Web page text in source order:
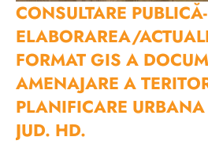
CONSULTARE PUBLICĂ-
ELABORAREA/
FORMAT GIS A
AMENAJARE A
PLANIFICARE
JUD. HD.